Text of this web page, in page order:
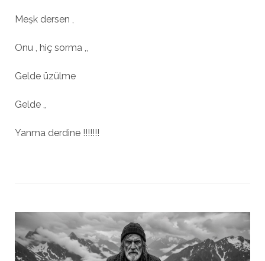
Meşk dersen ,
Onu , hiç sorma ,,
Gelde üzülme
Gelde ,,
Yanma derdine !!!!!!!